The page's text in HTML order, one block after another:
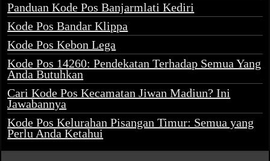
Panduan Kode Pos Banjarmlati Kediri
Kode Pos Bandar Klippa
Kode Pos Kebon Lega
Kode Pos 14260: Pendekatan Terhadap Semua Yang
Anda Butuhkan
Cari Kode Pos Kecamatan Jiwan Madiun? Ini
Jawabannya
Kode Pos Kelurahan Pisangan Timur: Semua yang
Perlu Anda Ketahui